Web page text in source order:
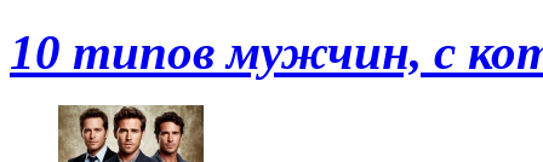
10 типов мужчин, с